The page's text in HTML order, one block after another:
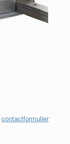
contactformulier